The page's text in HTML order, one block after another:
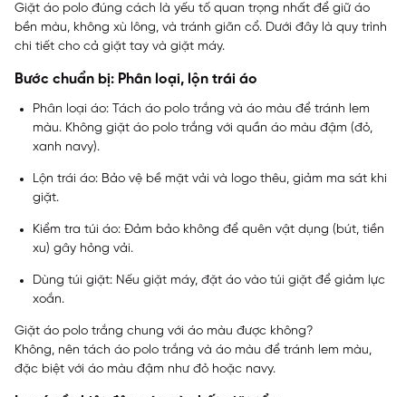
Giặt áo polo đúng cách là yếu tố quan trọng nhất để giữ áo
bền màu, không xù lông, và tránh giãn cổ. Dưới đây là quy trình
chi tiết cho cả giặt tay và giặt máy.
Bước chuẩn bị: Phân loại, lộn trái áo
Phân loại áo: Tách áo polo trắng và áo màu để tránh lem
màu. Không giặt áo polo trắng với quần áo màu đậm (đỏ,
xanh navy).
Lộn trái áo: Bảo vệ bề mặt vải và logo thêu, giảm ma sát khi
giặt.
Kiểm tra túi áo: Đảm bảo không để quên vật dụng (bút, tiền
xu) gây hỏng vải.
Dùng túi giặt: Nếu giặt máy, đặt áo vào túi giặt để giảm lực
xoắn.
Giặt áo polo trắng chung với áo màu được không?
Không, nên tách áo polo trắng và áo màu để tránh lem màu,
đặc biệt với áo màu đậm như đỏ hoặc navy.